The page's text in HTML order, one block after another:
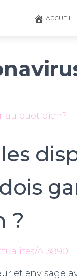
ACCUEIL
au quotidien?
?
A13890
et envisage